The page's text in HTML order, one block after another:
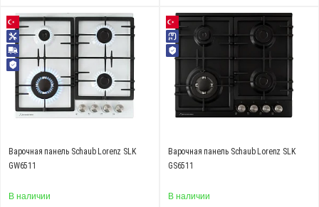
Варочная панель Schaub Lorenz SLK
GW6511
В наличии
Варочная панель Schaub Lorenz SLK
GS6511
В наличии